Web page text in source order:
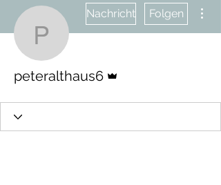
peteralthaus6
Nachricht Folgen
peteralthaus6